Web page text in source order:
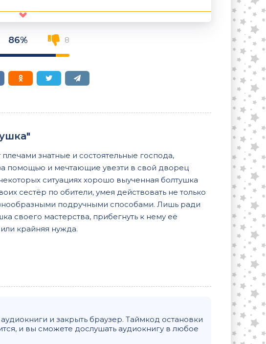
86% 8
знатные и состоятельные господа,
помощью и мечтающие увезти в свой дворец
ситуациях хорошо выученная болтушка
сестёр по обители, умея действовать не только
подручными способами. Лишь ради
своего мастерства, прибегнуть к нему её
крайняя нужда.
и закрыть браузер. Таймкод остановки
и вы сможете дослушать аудиокнигу в любое